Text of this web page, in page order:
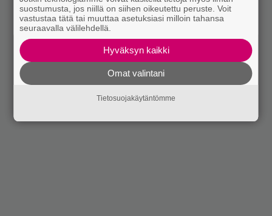
suostumusta, jos niillä on siihen oikeutettu peruste. Voit
vastustaa tätä tai muuttaa asetuksiasi milloin tahansa
seuraavalla välilehdellä.
Hyväksyn kaikki
Omat valintani
Tietosuojakäytäntömme